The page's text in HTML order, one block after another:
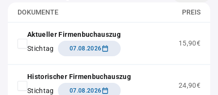
DOKUMENTE PREIS
Aktueller Firmenbuchauszug
Stichtag
07.08.2026
15,90€
Historischer Firmenbuchauszug
Stichtag
07.08.2026
24,90€